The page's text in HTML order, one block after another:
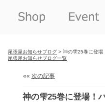
尾張屋お知らせブログ > 神の雫25巻に登場
尾張屋お知らせブログ一覧
«« 次の記事
神の雫25巻に登場！